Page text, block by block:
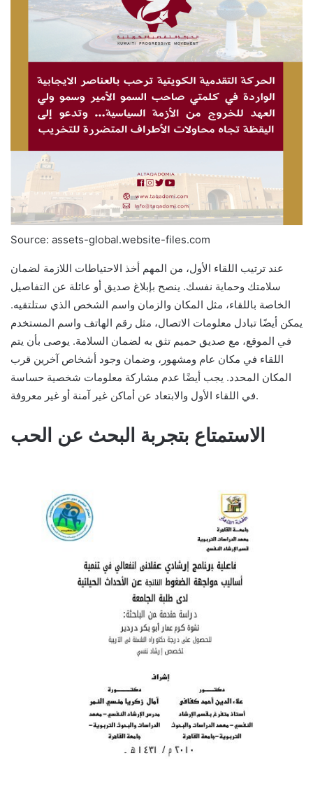
Source: assets-global.website-files.com
عند ترتيب اللقاء الأول، من المهم أخذ الاحتياطات اللازمة لضمان
سلامتك وحماية نفسك. ينصح بإبلاغ صديق أو عائلة عن التفاصيل
الخاصة باللقاء، مثل المكان والزمان واسم الشخص الذي ستلتقيه.
يمكن أيضًا تبادل معلومات الاتصال، مثل رقم الهاتف واسم المستخدم
في الموقع، مع صديق حميم تثق به لضمان السلامة. يوصى بأن يتم
اللقاء في مكان عام ومشهور، وضمان وجود أشخاص آخرين قرب
المكان المحدد. يجب أيضًا عدم مشاركة معلومات شخصية حساسة
في اللقاء الأول والابتعاد عن أماكن غير آمنة أو غير معروفة.
الاستمتاع بتجربة البحث عن الحب